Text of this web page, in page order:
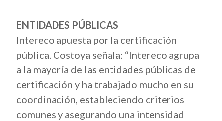
ENTIDADES PÚBLICAS
Intereco apuesta por la certificación
pública. Costoya señala: “Intereco agrupa
a la mayoría de las entidades públicas de
certificación y ha trabajado mucho en su
coordinación, estableciendo criterios
comunes y asegurando una intensidad